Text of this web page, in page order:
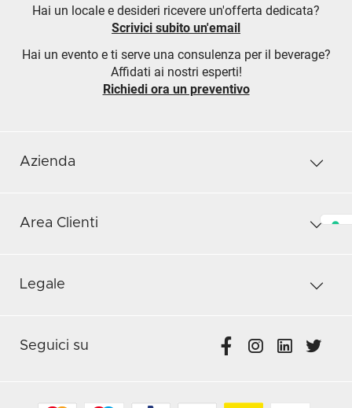
Hai un locale e desideri ricevere un'offerta dedicata?
Scrivici subito un'email
Hai un evento e ti serve una consulenza per il beverage?
Affidati ai nostri esperti!
Richiedi ora un preventivo
Azienda
Area Clienti
Legale
Seguici su